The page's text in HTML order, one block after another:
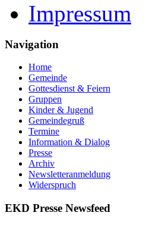
Impressum
Navigation
Home
Gemeinde
Gottesdienst & Feiern
Gruppen
Kinder & Jugend
Gemeindegruß
Termine
Information & Dialog
Presse
Archiv
Newsletteranmeldung
Widerspruch
EKD Presse Newsfeed